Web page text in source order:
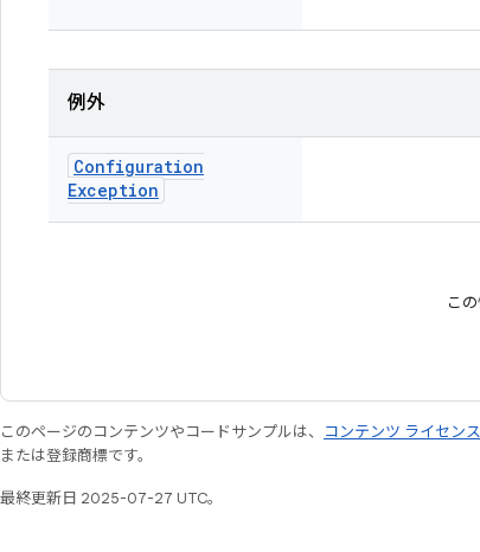
例外
Configuration
Exception
こ
このページのコンテンツやコードサンプルは、 コンテンツ ライセンス
または登録商標です。
最終更新日 2025-07-27 UTC。